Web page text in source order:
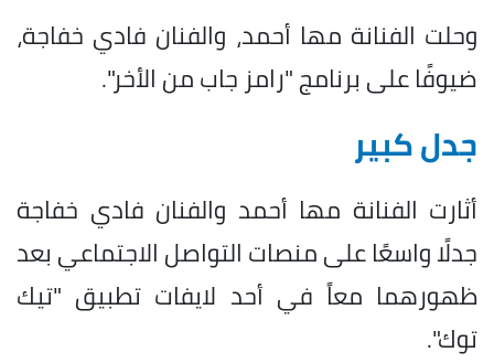
وحلت الفنانة مها أحمد، والفنان فادي خفاجة،
ضيوفًا على برنامج "رامز جاب من الأخر".
جدل كبير
أثارت الفنانة مها أحمد والفنان فادي خفاجة
جدلًا واسعًا على منصات التواصل الاجتماعي بعد
ظهورهما معاً في أحد لايفات تطبيق "تيك
توك".